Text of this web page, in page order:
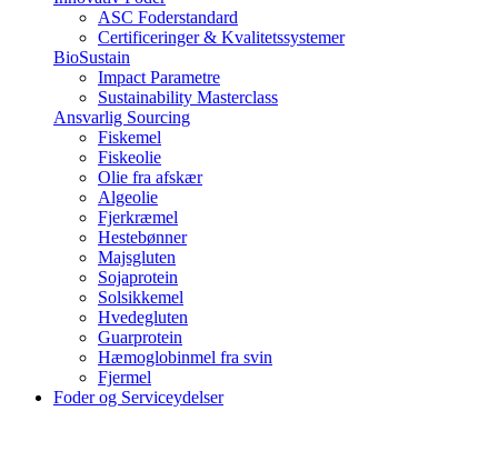
ASC Foderstandard
Certificeringer & Kvalitetssystemer
BioSustain
Impact Parametre
Sustainability Masterclass
Ansvarlig Sourcing
Fiskemel
Fiskeolie
Olie fra afskær
Algeolie
Fjerkræmel
Hestebønner
Majsgluten
Sojaprotein
Solsikkemel
Hvedegluten
Guarprotein
Hæmoglobinmel fra svin
Fjermel
Foder og Serviceydelser